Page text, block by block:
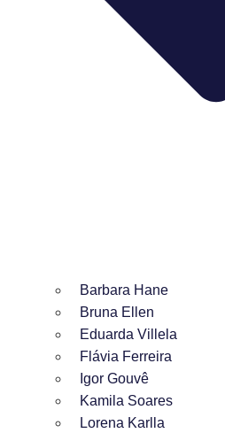
Barbara Hane
Bruna Ellen
Eduarda Villela
Flávia Ferreira
Igor Gouvê
Kamila Soares
Lorena Karlla